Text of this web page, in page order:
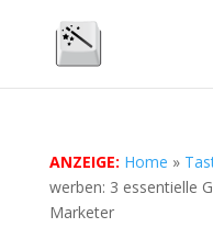
ANZEIGE: Home »
werben: 3 essentielle
Marketer